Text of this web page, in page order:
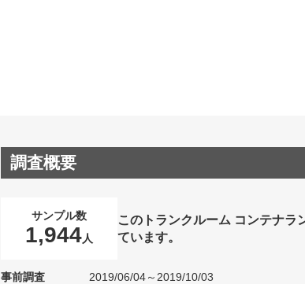
調査概要
サンプル数
1,944人
このトランクルーム コンテナラ
ています。
事前調査
2019/06/04～2019/10/03